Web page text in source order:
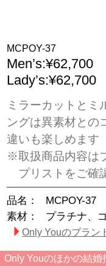
MCPOY-37
Men’s:¥62,700
Lady’s:¥62,700
ミラーカットとミ
ングは異素材との
違いも楽しめます
※取扱商品内容は
プリストをご確
品名：
MCPOY-37
素材：
プラチナ、
Only Youのブラン
Only Youのほかの結